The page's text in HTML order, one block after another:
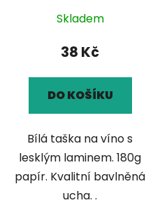
Skladem
38 Kč
DO KOŠÍKU
Bílá taška na víno s
lesklým laminem. 180g
papír. Kvalitní bavlněná
ucha. .